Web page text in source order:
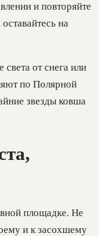
и повторяйте
на
от снега или
по Полярной
звезды ковша
площадке. Не
и к засохшему